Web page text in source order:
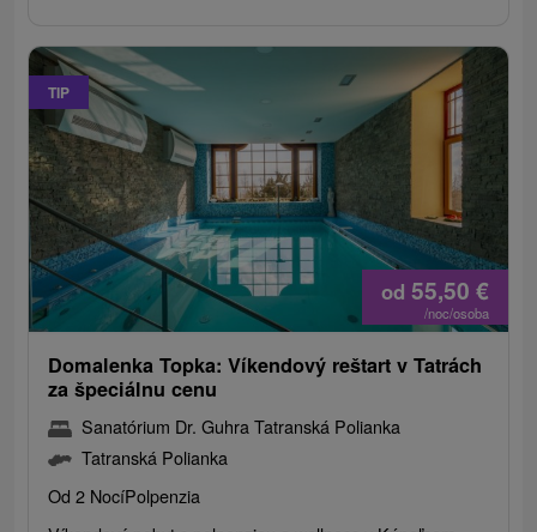
TIP
od 55,50 €
/noc/osoba
Domalenka Topka: Víkendový reštart v Tatrách
za špeciálnu cenu
Sanatórium Dr. Guhra Tatranská Polianka
Tatranská Polianka
Od 2 NocíPolpenzia